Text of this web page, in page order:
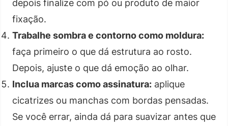
depois finalize com pó ou produto de maior
fixação.
Trabalhe sombra e contorno como moldura:
faça primeiro o que dá estrutura ao rosto.
Depois, ajuste o que dá emoção ao olhar.
Inclua marcas como assinatura: aplique
cicatrizes ou manchas com bordas pensadas.
Se você errar, ainda dá para suavizar antes que